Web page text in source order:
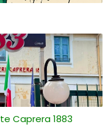
Caprera 1883